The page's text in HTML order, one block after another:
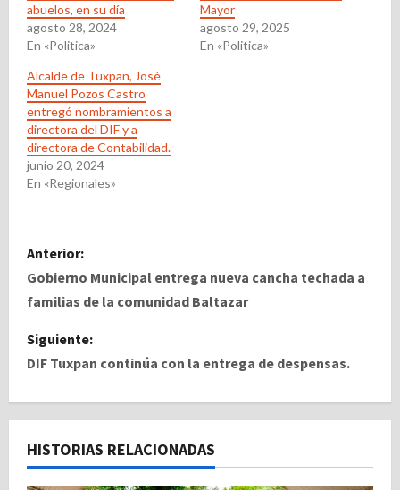
abuelos, en su día
agosto 28, 2024
En «Politica»
Mayor
agosto 29, 2025
En «Politica»
Alcalde de Tuxpan, José
Manuel Pozos Castro
entregó nombramientos a
directora del DIF y a
directora de Contabilidad.
junio 20, 2024
En «Regionales»
N
a
e
g
c
Anterior:
Gobierno Municipal entrega nueva cancha techada a
familias de la comunidad Baltazar
Siguiente:
DIF Tuxpan continúa con la entrega de despensas.
HISTORIAS RELACIONADAS